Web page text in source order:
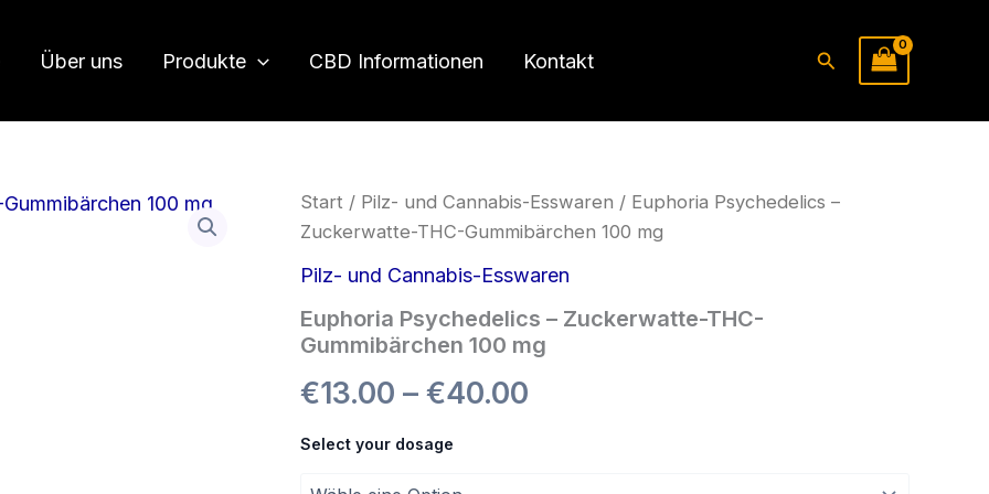
Über uns Produkte CBD Informationen Kontakt Suchen
Start / Pilz- und Cannabis-Esswaren / Euphoria Psychedelics –
Zuckerwatte-THC-Gummibärchen 100 mg
Pilz- und Cannabis-Esswaren
Euphoria Psychedelics – Zuckerwatte-THC-
Gummibärchen 100 mg
€13.00 – €40.00
Select your dosage